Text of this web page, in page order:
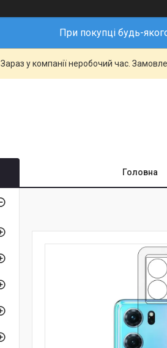
При покупці будь-
Зараз у компанії неробочий час.
Головна